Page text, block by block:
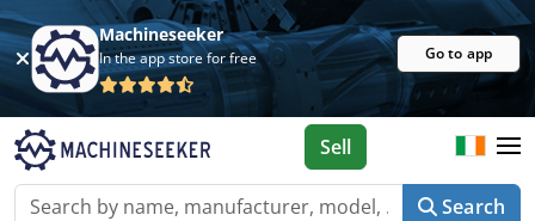
Machineseeker
In the app store for free Go to app
Search
Sell